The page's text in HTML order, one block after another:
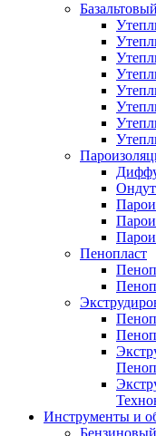
Пенопласт
Инструменты и